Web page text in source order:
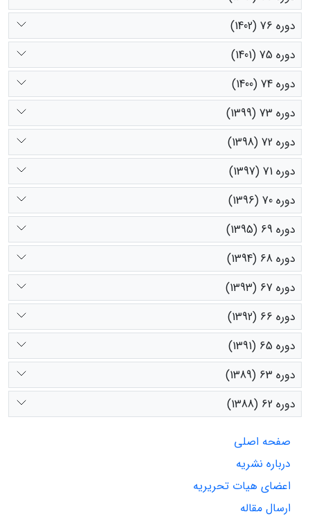
دوره 76 (1402)
دوره 75 (1401)
دوره 74 (1400)
دوره 73 (1399)
دوره 72 (1398)
دوره 71 (1397)
دوره 70 (1396)
دوره 69 (1395)
دوره 68 (1394)
دوره 67 (1393)
دوره 66 (1392)
دوره 65 (1391)
دوره 63 (1389)
دوره 62 (1388)
صفحه اصلی
درباره نشریه
اعضای هیات تحریریه
ارسال مقاله